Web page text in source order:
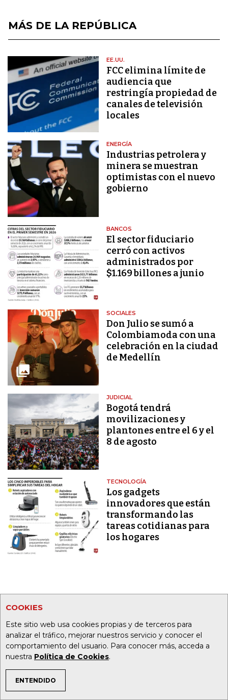
COOKIES
Este sitio web usa cookies propias y de terceros para
analizar el tráfico, mejorar nuestros servicio y conocer el
comportamiento del usuario. Para conocer más, acceda a
nuestra Política de Cookies.
ENTENDIDO
TEMAS DE INTERÉS
MÁS DE LA REPÚBLICA
EE.UU.
FCC elimina límite de
audiencia que
restringía propiedad de
canales de televisión
locales
ENERGÍA
Industrias petrolera y
minera se muestran
optimistas con el nuevo
gobierno
BANCOS
El sector fiduciario
cerró con activos
administrados por
$1.169 billones a junio
SOCIALES
Don Julio se sumó a
Colombiamoda con una
celebración en la ciudad
de Medellín
JUDICIAL
Bogotá tendrá
movilizaciones y
plantones entre el 6 y el
8 de agosto
TECNOLOGÍA
Los gadgets
innovadores que están
transformando las
tareas cotidianas para
los hogares
© 2026, RCN Medios. Todos los derechos reservados.
Cr. 13a 37-32, Bogotá
(+57) 1 4227600